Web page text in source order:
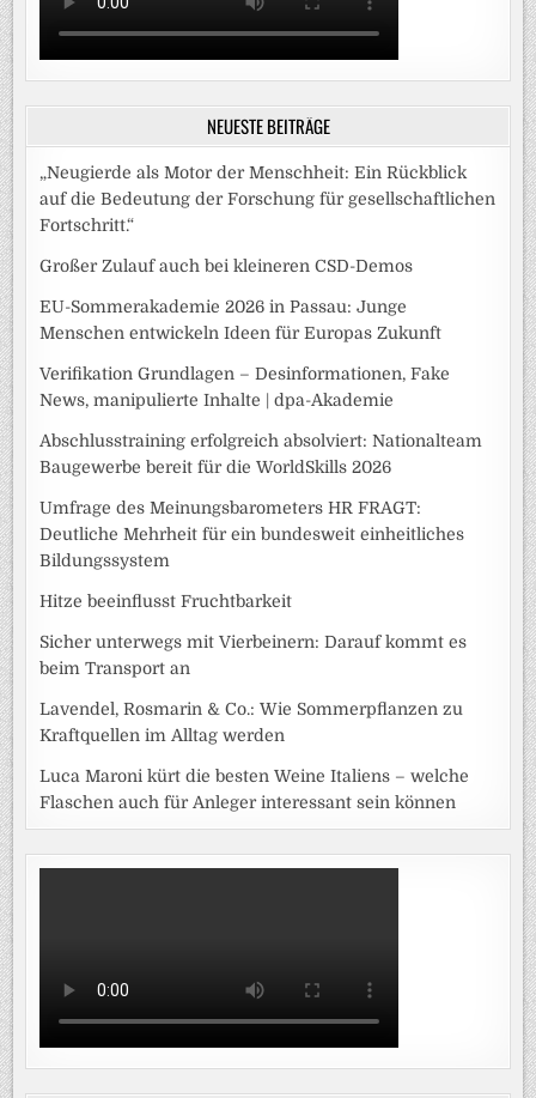
NEUESTE BEITRÄGE
„Neugierde als Motor der Menschheit: Ein Rückblick
auf die Bedeutung der Forschung für gesellschaftlichen
Fortschritt.“
Großer Zulauf auch bei kleineren CSD-Demos
EU-Sommerakademie 2026 in Passau: Junge
Menschen entwickeln Ideen für Europas Zukunft
Verifikation Grundlagen – Desinformationen, Fake
News, manipulierte Inhalte | dpa-Akademie
Abschlusstraining erfolgreich absolviert: Nationalteam
Baugewerbe bereit für die WorldSkills 2026
Umfrage des Meinungsbarometers HR FRAGT:
Deutliche Mehrheit für ein bundesweit einheitliches
Bildungssystem
Hitze beeinflusst Fruchtbarkeit
Sicher unterwegs mit Vierbeinern: Darauf kommt es
beim Transport an
Lavendel, Rosmarin & Co.: Wie Sommerpflanzen zu
Kraftquellen im Alltag werden
Luca Maroni kürt die besten Weine Italiens – welche
Flaschen auch für Anleger interessant sein können